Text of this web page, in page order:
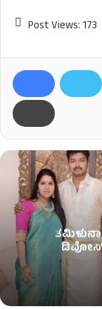
Post Views: 173